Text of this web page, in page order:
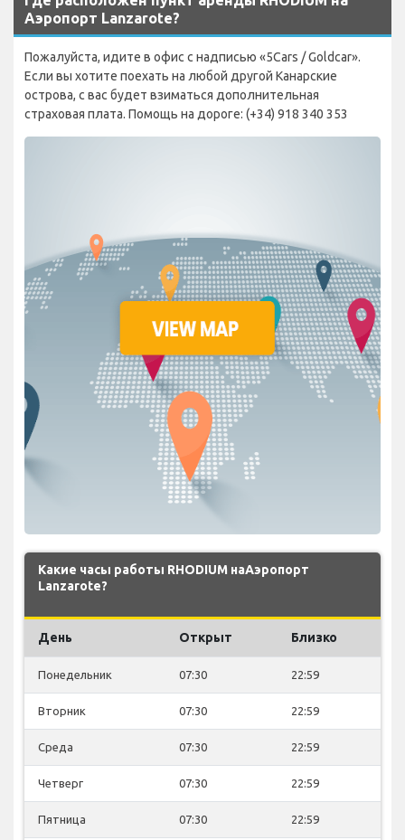
Аэропорт Lanzarote?
Пожалуйста, идите в офис с надписью «5Cars / Goldcar».
Если вы хотите поехать на любой другой Канарские
острова, с вас будет взиматься дополнительная
страховая плата. Помощь на дороге: (+34) 918 340 353
Какие часы работы RHODIUM наАэропорт
Lanzarote?
День Открыт Близко
Понедельник 07:30 22:59
Вторник 07:30 22:59
Среда 07:30 22:59
Четверг 07:30 22:59
Пятница 07:30 22:59